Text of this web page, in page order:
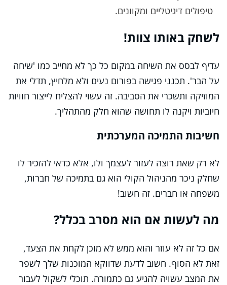
טיפולים דיגיטליים ומקוונים.
לשחק באותו צוות!
עדיף לבסס את השיחה במקום כל כך לא מחייב כמו 'שיחה
על הבר'. תכנני פגישה בפורום נעים ולא מלחיץ, תדלי את
המוזיקה ותשכרי את הסביבה. זה עשוי להצליח לייצור חוויות
חיוביות ויקנה לו תחושה שהוא חלק מהתהליך.
חשיבות התמיכה המערכתית
לא רק שאת רוצה לעזור לעצמך ולו, אלא כדאי להזכיר לו
שחלק ניכר מהניהול הקולי הוא גם בתמיכה של חברות,
משפחה או חברים. זה חשוב!
מה לעשות אם הוא מסרב בכלל?
אם כל זה לא עוזר והוא ממש לא מוכן לקחת את הצעד,
זאת לא הסוף. חשוב לדעת שדווקא המוכנות שלך לשפר
את המצב עשויה להגיע גם כתמורה. תוכלי לשקול לעבור